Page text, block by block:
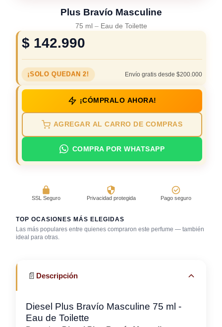
Plus Bravío Masculine
75 ml – Eau de Toilette
$ 142.990
¡SOLO QUEDAN 2! Envío gratis desde $200.000
¡CÓMPRALO AHORA!
AGREGAR AL CARRO DE COMPRAS
COMPRA POR WHATSAPP
SSL Seguro Privacidad protegida Pago seguro
TOP OCASIONES MÁS ELEGIDAS
Las más populares entre quienes compraron este perfume — también
ideal para otras.
Después de la
ducha
📄 Descripción
Diesel Plus Bravío Masculine 75 ml -
Eau de Toilette